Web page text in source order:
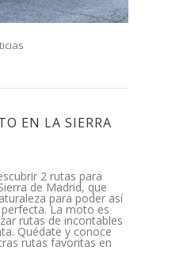
EN LA SIERRA
2 rutas para
de Madrid, que
para poder así
La moto es
rutas de incontables
Quédate y conoce
rutas favoritas en